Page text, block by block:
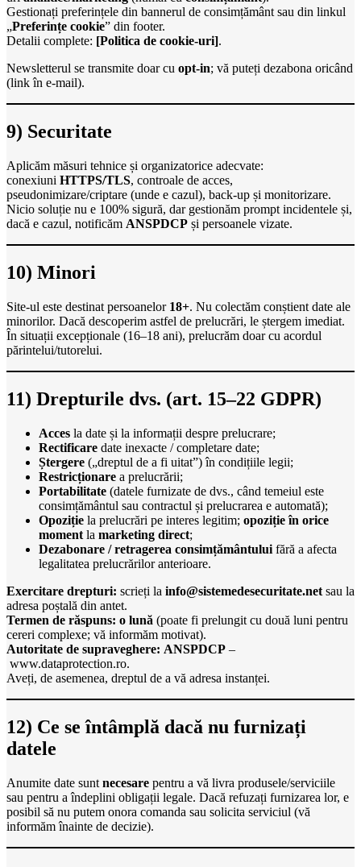
Gestionați preferințele din bannerul de consimțământ sau din linkul
„Preferințe cookie” din footer.
Detalii complete: [Politica de cookie-uri].
Newsletterul se transmite doar cu opt-in; vă puteți dezabona oricând
(link în e-mail).
9) Securitate
Aplicăm măsuri tehnice și organizatorice adecvate:
conexiuni HTTPS/TLS, controale de acces,
pseudonimizare/criptare (unde e cazul), back-up și monitorizare.
Nicio soluție nu e 100% sigură, dar gestionăm prompt incidentele și,
dacă e cazul, notificăm ANSPDCP și persoanele vizate.
10) Minori
Site-ul este destinat persoanelor 18+. Nu colectăm conștient date ale
minorilor. Dacă descoperim astfel de prelucrări, le ștergem imediat.
În situații excepționale (16–18 ani), prelucrăm doar cu acordul
părintelui/tutorelui.
11) Drepturile dvs. (art. 15–22 GDPR)
Acces la date și la informații despre prelucrare;
Rectificare date inexacte / completare date;
Ștergere („dreptul de a fi uitat”) în condițiile legii;
Restricționare a prelucrării;
Portabilitate (datele furnizate de dvs., când temeiul este
consimțământul sau contractul și prelucrarea e automată);
Opoziție la prelucrări pe interes legitim; opoziție în orice
moment la marketing direct;
Dezabonare / retragerea consimțământului fără a afecta
legalitatea prelucrărilor anterioare.
Exercitare drepturi: scrieți la info@sistemedesecuritate.net sau la
adresa poștală din antet.
Termen de răspuns: o lună (poate fi prelungit cu două luni pentru
cereri complexe; vă informăm motivat).
Autoritate de supraveghere: ANSPDCP –
www.dataprotection.ro.
Aveți, de asemenea, dreptul de a vă adresa instanței.
12) Ce se întâmplă dacă nu furnizați
datele
Anumite date sunt necesare pentru a vă livra produsele/serviciile
sau pentru a îndeplini obligații legale. Dacă refuzați furnizarea lor, e
posibil să nu putem onora comanda sau solicita serviciul (vă
informăm înainte de decizie).